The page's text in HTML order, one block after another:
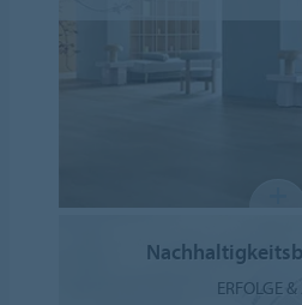
ERFOLGE &